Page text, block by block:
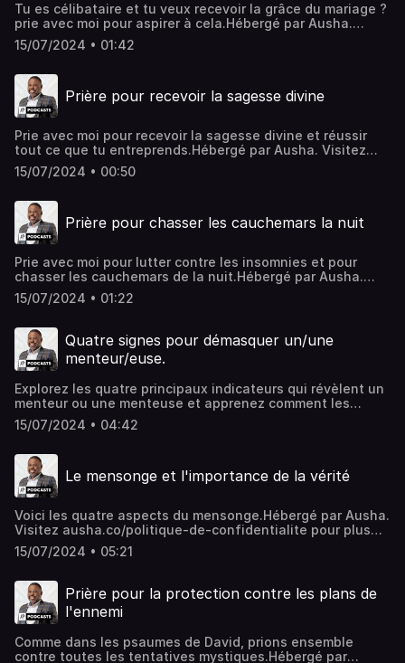
Tu es célibataire et tu veux recevoir la grâce du mariage ?
prie avec moi pour aspirer à cela.Hébergé par Ausha.
Visitez ausha.co/politique-de-confidentialite pour plus
d'informations.
15/07/2024 • 01:42
Prière pour recevoir la sagesse divine
Prie avec moi pour recevoir la sagesse divine et réussir
tout ce que tu entreprends.Hébergé par Ausha. Visitez
ausha.co/politique-de-confidentialite pour plus
d'informations.
15/07/2024 • 00:50
Prière pour chasser les cauchemars la nuit
Prie avec moi pour lutter contre les insomnies et pour
chasser les cauchemars de la nuit.Hébergé par Ausha.
Visitez ausha.co/politique-de-confidentialite pour plus
d'informations.
15/07/2024 • 01:22
Quatre signes pour démasquer un/une
menteur/euse.
Explorez les quatre principaux indicateurs qui révèlent un
menteur ou une menteuse et apprenez comment les
reconnaître dans les interactions quotidiennes. Que vous
soyez confronté à des situations personnelles ou
intuition et à devenir un détecteur de mensonges plus
efficace.Hébergé par Ausha. Visitez ausha.co/politique-
de-confidentialite pour plus d'informations.
15/07/2024 • 04:42
Le mensonge et l'importance de la vérité
Voici les quatre aspects du mensonge.Hébergé par Ausha.
Visitez ausha.co/politique-de-confidentialite pour plus
d'informations.
15/07/2024 • 05:21
Prière pour la protection contre les plans de
l'ennemi
Comme dans les psaumes de David, prions ensemble
contre toutes les tentatives mystiques.Hébergé par